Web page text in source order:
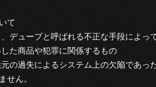
て
、デュープと呼ばれる不正な手段によっ
た商品や犯罪に関係するもの
の過失によるシステム上の欠陥であ
せん。